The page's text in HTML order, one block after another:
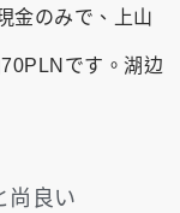
金のみで、上山
です。湖边
尚良い